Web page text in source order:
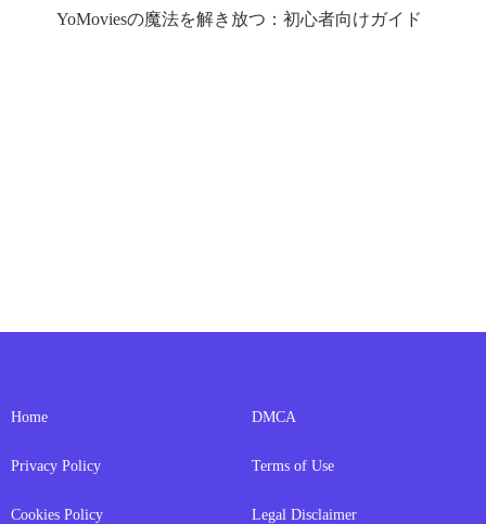
YoMoviesの魔法を解き放つ：初心者向けガイド
Home
Privacy Policy
Cookies Policy
DMCA
Terms of Use
Legal Disclaimer